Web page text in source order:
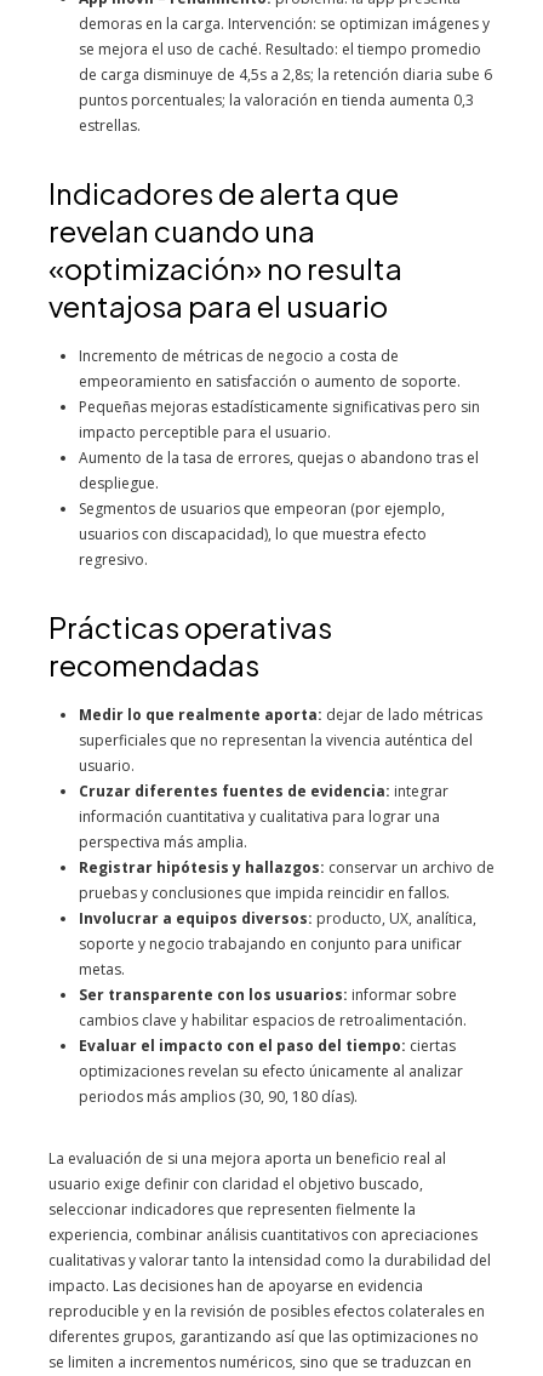
demoras en la carga. Intervención: se optimizan imágenes y
se mejora el uso de caché. Resultado: el tiempo promedio
de carga disminuye de 4,5s a 2,8s; la retención diaria sube 6
puntos porcentuales; la valoración en tienda aumenta 0,3
estrellas.
Indicadores de alerta que
revelan cuando una
«optimización» no resulta
ventajosa para el usuario
Incremento de métricas de negocio a costa de
empeoramiento en satisfacción o aumento de soporte.
Pequeñas mejoras estadísticamente significativas pero sin
impacto perceptible para el usuario.
Aumento de la tasa de errores, quejas o abandono tras el
despliegue.
Segmentos de usuarios que empeoran (por ejemplo,
usuarios con discapacidad), lo que muestra efecto
regresivo.
Prácticas operativas
recomendadas
Medir lo que realmente aporta: dejar de lado métricas
superficiales que no representan la vivencia auténtica del
usuario.
Cruzar diferentes fuentes de evidencia: integrar
información cuantitativa y cualitativa para lograr una
perspectiva más amplia.
Registrar hipótesis y hallazgos: conservar un archivo de
pruebas y conclusiones que impida reincidir en fallos.
Involucrar a equipos diversos: producto, UX, analítica,
soporte y negocio trabajando en conjunto para unificar
metas.
Ser transparente con los usuarios: informar sobre
cambios clave y habilitar espacios de retroalimentación.
Evaluar el impacto con el paso del tiempo: ciertas
optimizaciones revelan su efecto únicamente al analizar
periodos más amplios (30, 90, 180 días).
La evaluación de si una mejora aporta un beneficio real al
usuario exige definir con claridad el objetivo buscado,
seleccionar indicadores que representen fielmente la
experiencia, combinar análisis cuantitativos con apreciaciones
cualitativas y valorar tanto la intensidad como la durabilidad del
impacto. Las decisiones han de apoyarse en evidencia
reproducible y en la revisión de posibles efectos colaterales en
diferentes grupos, garantizando así que las optimizaciones no
se limiten a incrementos numéricos, sino que se traduzcan en